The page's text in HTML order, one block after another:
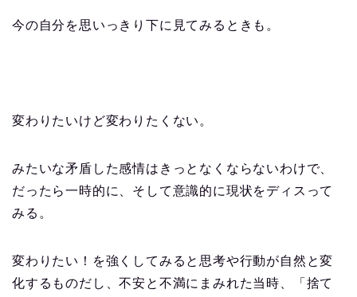
今の自分を思いっきり下に見てみるときも。
変わりたいけど変わりたくない。
みたいな矛盾した感情はきっとなくならないわけで、
だったら一時的に、そして意識的に現状をディスって
みる。
変わりたい！を強くしてみると思考や行動が自然と変
化するものだし、不安と不満にまみれた当時、「捨て